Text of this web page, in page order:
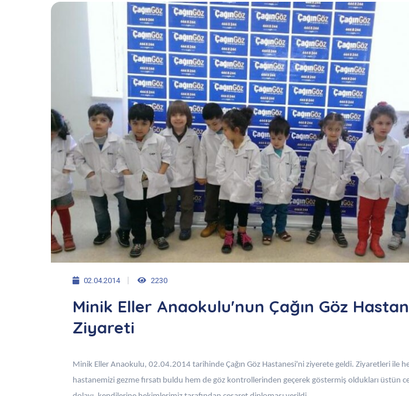
02.04.2014 2230
Minik Eller Anaokulu'nun Çağın Göz
Ziyareti
Minik Eller Anaokulu, 02.04.2014 tarihinde Çağın Göz Hastanesi'ni ziyerete geldi. Ziyaretleri ile
hastanemizi gezme fırsatı buldu hem de göz kontrollerinden geçerek göstermiş oldukları üstün